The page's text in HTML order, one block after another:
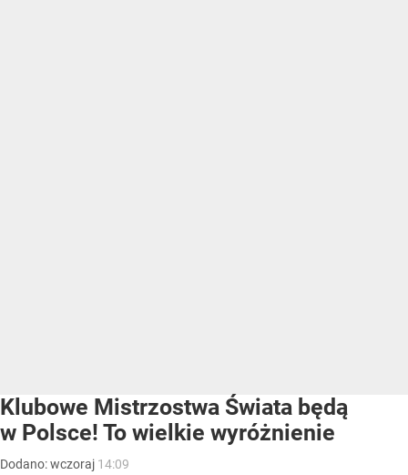
Klubowe Mistrzostwa Świata będą
w Polsce! To wielkie wyróżnienie
Dodano:wczoraj 14:09